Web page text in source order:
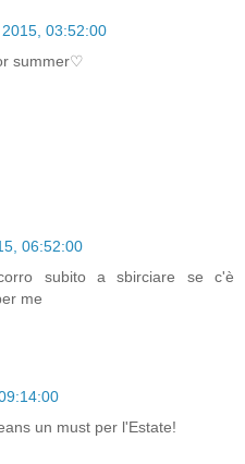
03:52:00
summer♡
06:52:00
subito a sbirciare se c'è
me
un must per l'Estate!